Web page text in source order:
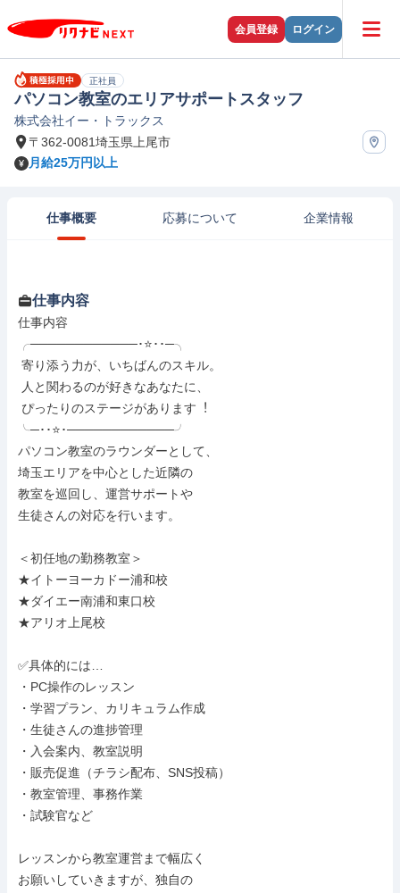
会員登録 ログイン
正社員
パソコン教室のエリアサポートスタッフ
株式会社イー・トラックス
〒362-0081埼玉県上尾市
月給25万円以上
仕事概要 応募について 企業情報
仕事内容
仕事内容
╭────────────･⭐･･─╮
╰─･･⭐･────────────╯
パソコン教室のラウンダーとして、
埼玉エリアを中心とした近隣の
教室を巡回し、運営サポートや
生徒さんの対応を行います。
＜初任地の勤務教室＞
★イトーヨーカドー浦和校
★ダイエー南浦和東口校
★アリオ上尾校
✅具体的には…
・PC操作のレッスン
・学習プラン、カリキュラム作成
・生徒さんの進捗管理
・入会案内、教室説明
・販売促進（チラシ配布、SNS投稿）
・教室管理、事務作業
・試験官など
レッスンから教室運営まで幅広く
お願いしていきますが、独自の